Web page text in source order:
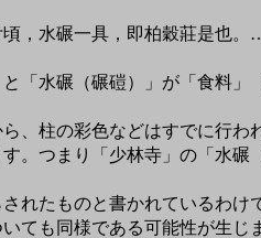
，水碾一具，即柏穀莊是也。
水碾（碾磑）」が「食料
柱の彩色などはすでに行
。つまり「少林寺」の「水碾
れたものと書かれているわ
ても同様である可能性が生じ